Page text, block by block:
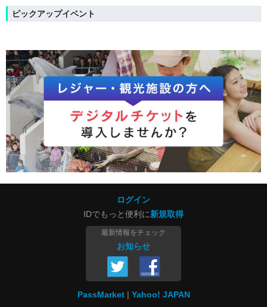
ピックアップイベント
ログイン
IDでもっと便利に新規取得
最新情報をチェック
お知らせ
PassMarket Yahoo! JAPAN